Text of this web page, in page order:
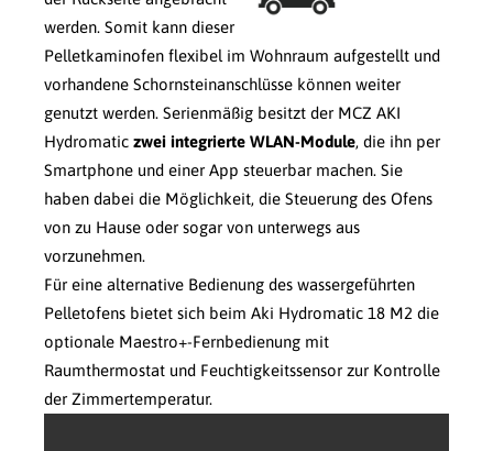
werden. Somit kann dieser
Pelletkaminofen flexibel im Wohnraum aufgestellt und
vorhandene Schornsteinanschlüsse können weiter
genutzt werden. Serienmäßig besitzt der MCZ AKI
Hydromatic zwei integrierte WLAN-Module, die ihn per
Smartphone und einer App steuerbar machen. Sie
haben dabei die Möglichkeit, die Steuerung des Ofens
von zu Hause oder sogar von unterwegs aus
vorzunehmen.
Für eine alternative Bedienung des wassergeführten
Pelletofens bietet sich beim Aki Hydromatic 18 M2 die
optionale Maestro+-Fernbedienung mit
Raumthermostat und Feuchtigkeitssensor zur Kontrolle
der Zimmertemperatur.